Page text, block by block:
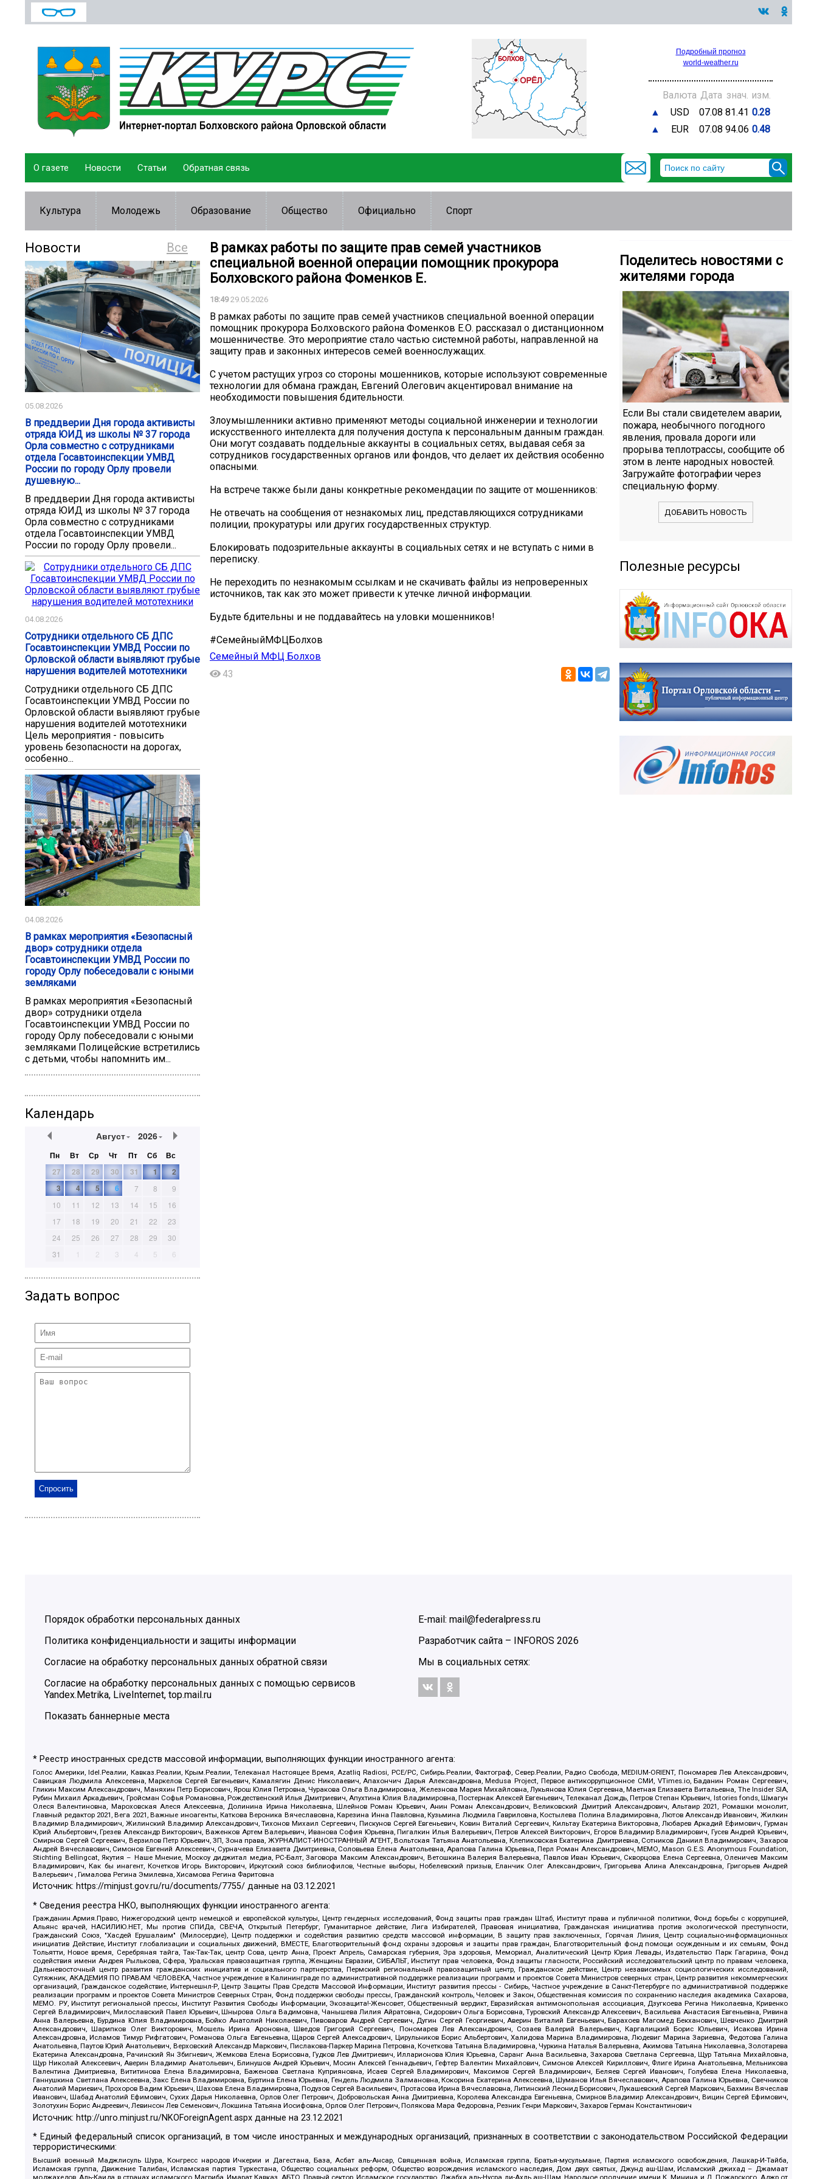
Подробный прогноз
world-weather.ru
Валюта Дата знач. изм.
▲
USD 07.08 81.41 0.28
▲
EUR 07.08 94.06 0.48
О газете Новости Статьи Обратная связь
Культура Молодежь Образование Общество Официально Спорт
Все
Новости
05.08.2026
В преддверии Дня города активисты
отряда ЮИД из школы № 37 города
Орла совместно с сотрудниками
отдела Госавтоинспекции УМВД
России по городу Орлу провели
душевную...
В преддверии Дня города активисты
отряда ЮИД из школы № 37 города
Орла совместно с сотрудниками
отдела Госавтоинспекции УМВД
России по городу Орлу провели...
04.08.2026
Сотрудники отдельного СБ ДПС
Госавтоинспекции УМВД России по
Орловской области выявляют грубые
нарушения водителей мототехники
Сотрудники отдельного СБ ДПС
Госавтоинспекции УМВД России по
Орловской области выявляют грубые
нарушения водителей мототехники
Цель мероприятия - повысить
уровень безопасности на дорогах,
особенно...
04.08.2026
В рамках мероприятия «Безопасный
двор» сотрудники отдела
Госавтоинспекции УМВД России по
городу Орлу побеседовали с юными
земляками
В рамках мероприятия «Безопасный
двор» сотрудники отдела
Госавтоинспекции УМВД России по
городу Орлу побеседовали с юными
земляками Полицейские встретились
с детьми, чтобы напомнить им...
Календарь
Август 2026
Пн Вт Ср Чт Пт Сб
Вс
27
28 29 30 31 1
2
3
4 5 6 7 8
9
10
11 12 13 14 15
16
17
18 19 20 21 22
23
24
25 26 27 28 29
30
31
1 2 3 4 5 6
Задать вопрос
В рамках работы по защите прав семей участников
специальной военной операции помощник прокурора
Болховского района Фоменков Е.
18:4929.05.2026
В рамках работы по защите прав семей участников специальной военной операции
помощник прокурора Болховского района Фоменков Е.О. рассказал о дистанционном
мошенничестве. Это мероприятие стало частью системной работы, направленной на
защиту прав и законных интересов семей военнослужащих.
С учетом растущих угроз со стороны мошенников, которые используют современные
технологии для обмана граждан, Евгений Олегович акцентировал внимание на
необходимости повышения бдительности.
Злоумышленники активно применяют методы социальной инженерии и технологии
искусственного интеллекта для получения доступа к персональным данным граждан.
Они могут создавать поддельные аккаунты в социальных сетях, выдавая себя за
сотрудников государственных органов или фондов, что делает их действия особенно
опасными.
На встрече также были даны конкретные рекомендации по защите от мошенников:
Не отвечать на сообщения от незнакомых лиц, представляющихся сотрудниками
полиции, прокуратуры или других государственных структур.
Блокировать подозрительные аккаунты в социальных сетях и не вступать с ними в
переписку.
Не переходить по незнакомым ссылкам и не скачивать файлы из непроверенных
источников, так как это может привести к утечке личной информации.
Будьте бдительны и не поддавайтесь на уловки мошенников!
#СемейныйМФЦБолхов
Семейный МФЦ Болхов
43
Поделитесь новостями с
жителями города
Если Вы стали свидетелем аварии,
пожара, необычного погодного
явления, провала дороги или
прорыва теплотрассы, сообщите об
этом в ленте народных новостей.
Загружайте фотографии через
специальную форму.
ДОБАВИТЬ НОВОСТЬ
Полезные ресурсы
Порядок обработки персональных данных
Политика конфиденциальности и защиты информации
Согласие на обработку персональных данных обратной связи
Согласие на обработку персональных данных с помощью сервисов
Yandex.Metrika, LiveInternet, top.mail.ru
Показать баннерные места
E-mail: mail@federalpress.ru
Разработчик сайта – INFOROS 2026
Мы в социальных сетях:
* Реестр иностранных средств массовой информации, выполняющих функции иностранного агента:
Голос Америки, Idel.Реалии, Кавказ.Реалии, Крым.Реалии, Телеканал Настоящее Время, Azatliq Radiosi, PCE/PC, Сибирь.Реалии, Фактограф, Север.Реалии, Радио Свобода, MEDIUM-ORIENT, Пономарев Лев Александрович,
Савицкая Людмила Алексеевна, Маркелов Сергей Евгеньевич, Камалягин Денис Николаевич, Апахончич Дарья Александровна, Medusa Project, Первое антикоррупционное СМИ, VTimes.io, Баданин Роман Сергеевич,
Гликин Максим Александрович, Маняхин Петр Борисович, Ярош Юлия Петровна, Чуракова Ольга Владимировна, Железнова Мария Михайловна, Лукьянова Юлия Сергеевна, Маетная Елизавета Витальевна, The Insider SIA,
Рубин Михаил Аркадьевич, Гройсман Софья Романовна, Рождественский Илья Дмитриевич, Апухтина Юлия Владимировна, Постернак Алексей Евгеньевич, Телеканал Дождь, Петров Степан Юрьевич, Istories fonds, Шмагун
Олеся Валентиновна, Мароховская Алеся Алексеевна, Долинина Ирина Николаевна, Шлейнов Роман Юрьевич, Анин Роман Александрович, Великовский Дмитрий Александрович, Альтаир 2021, Ромашки монолит,
Главный редактор 2021, Вега 2021, Важные иноагенты, Каткова Вероника Вячеславовна, Карезина Инна Павловна, Кузьмина Людмила Гавриловна, Костылева Полина Владимировна, Лютов Александр Иванович, Жилкин
Владимир Владимирович, Жилинский Владимир Александрович, Тихонов Михаил Сергеевич, Пискунов Сергей Евгеньевич, Ковин Виталий Сергеевич, Кильтау Екатерина Викторовна, Любарев Аркадий Ефимович, Гурман
Юрий Альбертович, Грезев Александр Викторович, Важенков Артем Валерьевич, Иванова София Юрьевна, Пигалкин Илья Валерьевич, Петров Алексей Викторович, Егоров Владимир Владимирович, Гусев Андрей Юрьевич,
Смирнов Сергей Сергеевич, Верзилов Петр Юрьевич, ЗП, Зона права, ЖУРНАЛИСТ-ИНОСТРАННЫЙ АГЕНТ, Вольтская Татьяна Анатольевна, Клепиковская Екатерина Дмитриевна, Сотников Даниил Владимирович, Захаров
Андрей Вячеславович, Симонов Евгений Алексеевич, Сурначева Елизавета Дмитриевна, Соловьева Елена Анатольевна, Арапова Галина Юрьевна, Перл Роман Александрович, МЕМО, Mason G.E.S. Anonymous Foundation,
Stichting Bellingcat, Якутия – Наше Мнение, Москоу диджитал медиа, РС-Балт, Заговора Максим Александрович, Ветошкина Валерия Валерьевна, Павлов Иван Юрьевич, Скворцова Елена Сергеевна, Оленичев Максим
Владимирович, Как бы инагент, Кочетков Игорь Викторович, Иркутский союз библиофилов, Честные выборы, Нобелевский призыв, Еланчик Олег Александрович, Григорьева Алина Александровна, Григорьев Андрей
Валерьевич , Гималова Регина Эмилевна, Хисамова Регина Фаритовна
Источник: https://minjust.gov.ru/ru/documents/7755/ данные на03.12.2021
* Сведения реестра НКО, выполняющих функции иностранного агента:
Гражданин.Армия.Право, Нижегородский центр немецкой и европейской культуры, Центр гендерных исследований, Фонд защиты прав граждан Штаб, Институт права и публичной политики, Фонд борьбы с коррупцией,
Альянс врачей, НАСИЛИЮ.НЕТ, Мы против СПИДа, СВЕЧА, Открытый Петербург, Гуманитарное действие, Лига Избирателей, Правовая инициатива, Гражданская инициатива против экологической преступности,
Гражданский Союз, "Хасдей Ерушалаим" (Милосердие), Центр поддержки и содействия развитию средств массовой информации, В защиту прав заключенных, Горячая Линия, Центр социально-информационных
инициатив Действие, Институт глобализации и социальных движений, ВМЕСТЕ, Благотворительный фонд охраны здоровья и защиты прав граждан, Благотворительный фонд помощи осужденным и их семьям, Фонд
Тольятти, Новое время, Серебряная тайга, Так-Так-Так, центр Сова, центр Анна, Проект Апрель, Самарская губерния, Эра здоровья, Мемориал, Аналитический Центр Юрия Левады, Издательство Парк Гагарина, Фонд
содействия имени Андрея Рылькова, Сфера, Уральская правозащитная группа, Женщины Евразии, СИБАЛЬТ, Институт прав человека, Фонд защиты гласности, Российский исследовательский центр по правам человека,
Дальневосточный центр развития гражданских инициатив и социального партнерства, Пермский региональный правозащитный центр, Гражданское действие, Центр независимых социологических исследований,
Сутяжник, АКАДЕМИЯ ПО ПРАВАМ ЧЕЛОВЕКА, Частное учреждение в Калининграде по административной поддержке реализации программ и проектов Совета Министров северных стран, Центр развития некоммерческих
организаций, Гражданское содействие, Интернешнл-Р, Центр Защиты Прав Средств Массовой Информации, Институт развития прессы - Сибирь, Частное учреждение в Санкт-Петербурге по административной поддержке
реализации программ и проектов Совета Министров Северных Стран, Фонд поддержки свободы прессы, Гражданский контроль, Человек и Закон, Общественная комиссия по сохранению наследия академика Сахарова,
МЕМО. РУ, Институт региональной прессы, Институт Развития Свободы Информации, Экозащита!-Женсовет, Общественный вердикт, Евразийская антимонопольная ассоциация, Дзугкоева Регина Николаевна, Кривенко
Сергей Владимирович, Милославский Павел Юрьевич, Шнырова Ольга Вадимовна, Чанышева Лилия Айратовна, Сидорович Ольга Борисовна, Туровский Александр Алексеевич, Васильева Анастасия Евгеньевна, Ривина
Анна Валерьевна, Бурдина Юлия Владимировна, Бойко Анатолий Николаевич, Пивоваров Андрей Сергеевич, Дугин Сергей Георгиевич, Аверин Виталий Евгеньевич, Барахоев Магомед Бекханович, Шевченко Дмитрий
Александрович, Шарипков Олег Викторович, Мошель Ирина Ароновна, Шведов Григорий Сергеевич, Пономарев Лев Александрович, Созаев Валерий Валерьевич, Каргалицкий Борис Юльевич, Исакова Ирина
Александровна, Исламов Тимур Рифгатович, Романова Ольга Евгеньевна, Щаров Сергей Алексадрович, Цирульников Борис Альбертович, Халидова Марина Владимировна, Людевиг Марина Зариевна, Федотова Галина
Анатольевна, Паутов Юрий Анатольевич, Верховский Александр Маркович, Пислакова-Паркер Марина Петровна, Кочеткова Татьяна Владимировна, Чуркина Наталья Валерьевна, Акимова Татьяна Николаевна, Золотарева
Екатерина Александровна, Рачинский Ян Збигневич, Жемкова Елена Борисовна, Гудков Лев Дмитриевич, Илларионова Юлия Юрьевна, Саранг Анна Васильевна, Захарова Светлана Сергеевна, Щур Татьяна Михайловна,
Щур Николай Алексеевич, Аверин Владимир Анатольевич, Блинушов Андрей Юрьевич, Мосин Алексей Геннадьевич, Гефтер Валентин Михайлович, Симонов Алексей Кириллович, Флиге Ирина Анатольевна, Мельникова
Валентина Дмитриевна, Вититинова Елена Владимировна, Баженова Светлана Куприяновна, Исаев Сергей Владимирович, Максимов Сергей Владимирович, Беляев Сергей Иванович, Голубева Елена Николаевна,
Ганнушкина Светлана Алексеевна, Закс Елена Владимировна, Буртина Елена Юрьевна, Гендель Людмила Залмановна, Кокорина Екатерина Алексеевна, Шуманов Илья Вячеславович, Арапова Галина Юрьевна, Свечников
Анатолий Мариевич, Прохоров Вадим Юрьевич, Шахова Елена Владимировна, Подузов Сергей Васильевич, Протасова Ирина Вячеславовна, Литинский Леонид Борисович, Лукашевский Сергей Маркович, Бахмин Вячеслав
Иванович, Шабад Анатолий Ефимович, Сухих Дарья Николаевна, Орлов Олег Петрович, Добровольская Анна Дмитриевна, Королева Александра Евгеньевна, Смирнов Владимир Александрович, Вицин Сергей Ефимович,
Золотухин Борис Андреевич, Левинсон Лев Семенович, Локшина Татьяна Иосифовна, Орлов Олег Петрович, Полякова Мара Федоровна, Резник Генри Маркович, Захаров Герман Константинович
Источник: http://unro.minjust.ru/NKOForeignAgent.aspx данные на23.12.2021
* Единый федеральный список организаций, в том числе иностранных и международных организаций, признанных в соответствии с законодательством Российской Федерации
террористическими:
Высший военный Маджлисуль Шура, Конгресс народов Ичкерии и Дагестана, База, Асбат аль-Ансар, Священная война, Исламская группа, Братья-мусульмане, Партия исламского освобождения, Лашкар-И-Тайба,
Исламская группа, Движение Талибан, Исламская партия Туркестана, Общество социальных реформ, Общество возрождения исламского наследия, Дом двух святых, Джунд аш-Шам, Исламский джихад – Джамаат
моджахедов, Аль-Каида в странах исламского Магриба, Имарат Кавказ, АБТО, Правый сектор, Исламское государство, Джабха аль-Нусра ли-Ахль аш-Шам, Народное ополчение имени К. Минина и Д. Пожарского, Аджр от